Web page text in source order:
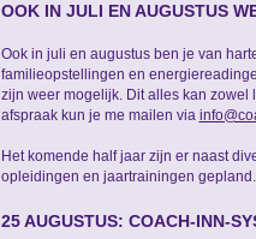
OOK IN JULI EN AUGUSTUS
Ook in juli en augustus ben je van
familieopstellingen en
zijn weer mogelijk. Dit alles kan zowel
afspraak kun je me mailen via
Het komende half jaar zijn er naast
opleidingen en jaartrainingen
25 AUGUSTUS: COACH-INN-